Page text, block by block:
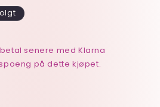
senere med Klarna
på dette kjøpet.